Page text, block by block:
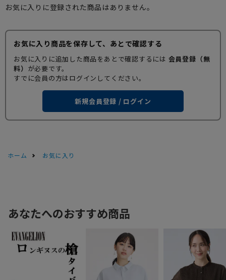
お気に入りに登録された商品はありません。
お気に入り商品を保存して、あとで確認する
お気に入りに追加した商品をあとで確認するには 会員登録（無
料） が必要です。
すでに会員の方はログインしてください。
新規会員登録 / ログイン
ホーム お気に入り